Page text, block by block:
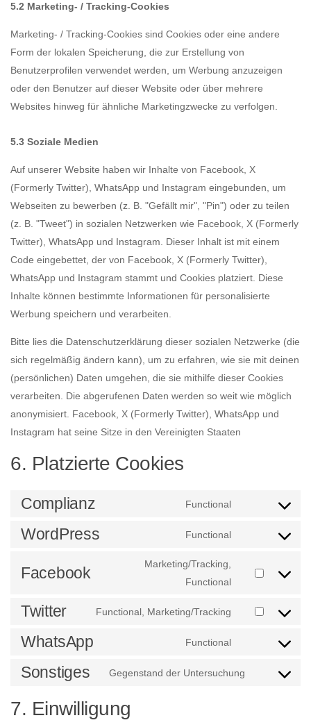
5.2 Marketing- / Tracking-Cookies
Marketing- / Tracking-Cookies sind Cookies oder eine andere
Form der lokalen Speicherung, die zur Erstellung von
Benutzerprofilen verwendet werden, um Werbung anzuzeigen
oder den Benutzer auf dieser Website oder über mehrere
Websites hinweg für ähnliche Marketingzwecke zu verfolgen.
5.3 Soziale Medien
Auf unserer Website haben wir Inhalte von Facebook, X
(Formerly Twitter), WhatsApp und Instagram eingebunden, um
Webseiten zu bewerben (z. B. "Gefällt mir", "Pin") oder zu teilen
(z. B. "Tweet") in sozialen Netzwerken wie Facebook, X (Formerly
Twitter), WhatsApp und Instagram. Dieser Inhalt ist mit einem
Code eingebettet, der von Facebook, X (Formerly Twitter),
WhatsApp und Instagram stammt und Cookies platziert. Diese
Inhalte können bestimmte Informationen für personalisierte
Werbung speichern und verarbeiten.
Bitte lies die Datenschutzerklärung dieser sozialen Netzwerke (die
sich regelmäßig ändern kann), um zu erfahren, wie sie mit deinen
(persönlichen) Daten umgehen, die sie mithilfe dieser Cookies
verarbeiten. Die abgerufenen Daten werden so weit wie möglich
anonymisiert. Facebook, X (Formerly Twitter), WhatsApp und
Instagram hat seine Sitze in den Vereinigten Staaten
6. Platzierte Cookies
Complianz Functional
WordPress Functional
service
Facebook
Marketing/Tracking,
Functional
service
Twitter Functional, Marketing/Tracking
twitter
WhatsApp Functional
Sonstiges Gegenstand der Untersuchung
Consent
7. Einwilligung